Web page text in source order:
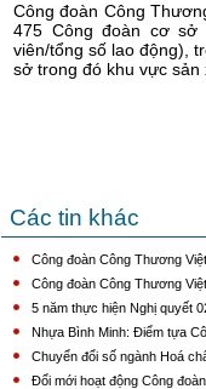
Công đoàn Công
475 Công đoàn cơ sở
viên/tổng số lao động),
sở trong đó khu vực sản
Các tin khác
Công đoàn Công Thương
Công đoàn Công Thương
5 năm thực hiện Nghị quyết
Nhựa Bình Minh: Điểm tựa
Chuyển đổi số ngành Hoá
Đổi mới hoạt động Công